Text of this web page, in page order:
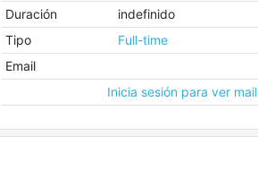
Duración
indefinido
Tipo
Full-time
Email
Inicia sesión para ver mail